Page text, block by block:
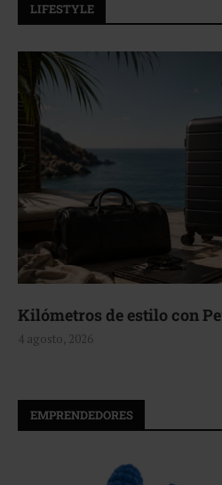
LIFESTYLE
Aerie, texturas que fluyen
4 agosto, 2026
EMPRENDEDORES